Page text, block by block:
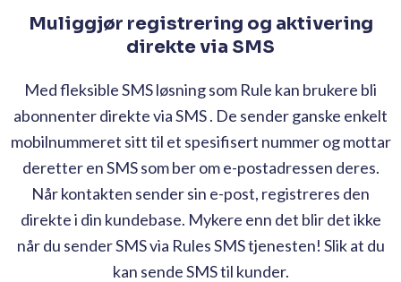
Muliggjør registrering og aktivering
direkte via SMS
Med fleksible SMS løsning som Rule kan brukere bli
abonnenter direkte via SMS . De sender ganske enkelt
mobilnummeret sitt til et spesifisert nummer og mottar
deretter en SMS som ber om e-postadressen deres.
Når kontakten sender sin e-post, registreres den
direkte i din kundebase. Mykere enn det blir det ikke
når du sender SMS via Rules SMS tjenesten! Slik at du
kan sende SMS til kunder.